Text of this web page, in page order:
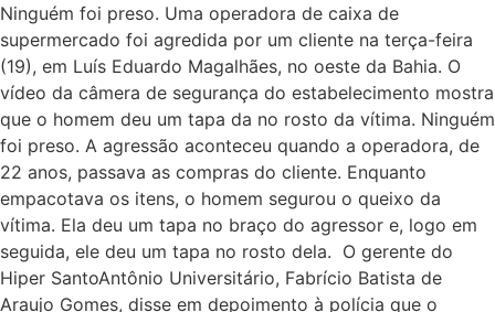
Ninguém foi preso. Uma operadora de caixa de
supermercado foi agredida por um cliente na terça-feira
(19), em Luís Eduardo Magalhães, no oeste da Bahia. O
vídeo da câmera de segurança do estabelecimento mostra
que o homem deu um tapa da no rosto da vítima. Ninguém
foi preso. A agressão aconteceu quando a operadora, de
22 anos, passava as compras do cliente. Enquanto
empacotava os itens, o homem segurou o queixo da
vítima. Ela deu um tapa no braço do agressor e, logo em
seguida, ele deu um tapa no rosto dela. O gerente do
Hiper SantoAntônio Universitário, Fabrício Batista de
Araujo Gomes, disse em depoimento à polícia que o